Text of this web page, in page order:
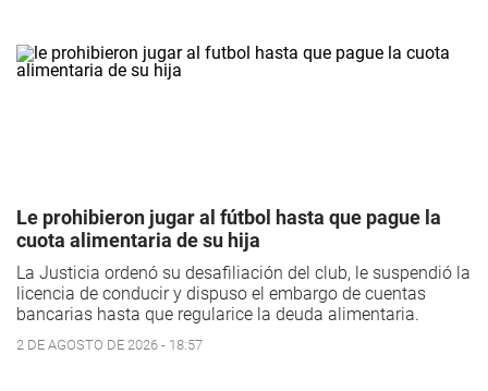
Le prohibieron jugar al fútbol hasta que pague la
cuota alimentaria de su hija
La Justicia ordenó su desafiliación del club, le suspendió la
licencia de conducir y dispuso el embargo de cuentas
bancarias hasta que regularice la deuda alimentaria.
2 DE AGOSTO DE 2026 - 18:57